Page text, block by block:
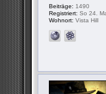
Beiträge: 1490
Registriert: So 24.
Wohnort: Vista Hill